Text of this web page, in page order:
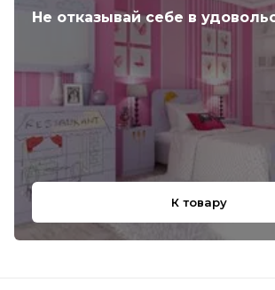
Не отказывай себе в
К товару